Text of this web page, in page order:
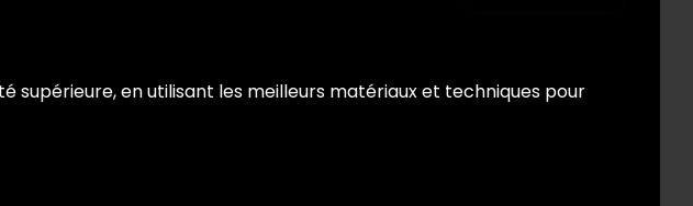
en utilisant les meilleurs matériaux et techniques pour